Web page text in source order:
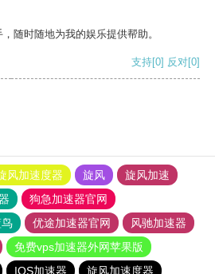
随时随地为我的娱乐提供帮助。
支持[0] 反对[0]
风加速度器 旋风
旋风加速
狗急加速器官网
优途加速器官网
风驰加速器
免费vps加速器外网苹果版
IOS加速器 旋风加速度器